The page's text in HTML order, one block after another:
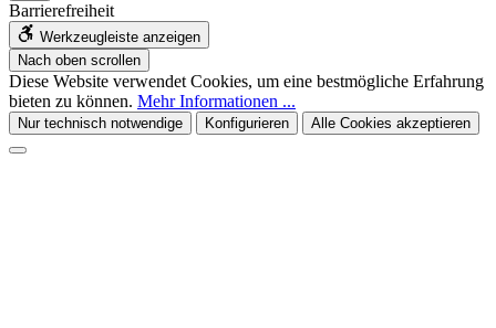
Barrierefreiheit
Werkzeugleiste anzeigen
Nach oben scrollen
Diese Website verwendet Cookies, um eine bestmögliche Erfahrung
bieten zu können. Mehr Informationen ...
Nur technisch notwendige Konfigurieren Alle Cookies akzeptieren